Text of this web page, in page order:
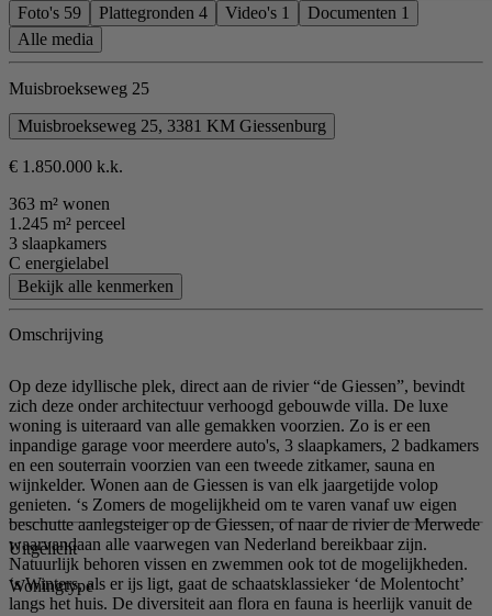
Foto's 59 Plattegronden 4 Video's 1 Documenten 1
Alle media
Muisbroekseweg 25
Muisbroekseweg 25, 3381 KM Giessenburg
€ 1.850.000 k.k.
363 m² wonen
1.245 m² perceel
3 slaapkamers
C energielabel
Bekijk alle kenmerken
Omschrijving
Op deze idyllische plek, direct aan de rivier “de Giessen”, bevindt
zich deze onder architectuur verhoogd gebouwde villa. De luxe
woning is uiteraard van alle gemakken voorzien. Zo is er een
inpandige garage voor meerdere auto's, 3 slaapkamers, 2 badkamers
en een souterrain voorzien van een tweede zitkamer, sauna en
wijnkelder. Wonen aan de Giessen is van elk jaargetijde volop
genieten. ‘s Zomers de mogelijkheid om te varen vanaf uw eigen
beschutte aanlegsteiger op de Giessen, of naar de rivier de Merwede
waarvandaan alle vaarwegen van Nederland bereikbaar zijn.
Natuurlijk behoren vissen en zwemmen ook tot de mogelijkheden.
‘s Winters, als er ijs ligt, gaat de schaatsklassieker ‘de Molentocht’
langs het huis. De diversiteit aan flora en fauna is heerlijk vanuit de
Uitgelicht
Woningtype